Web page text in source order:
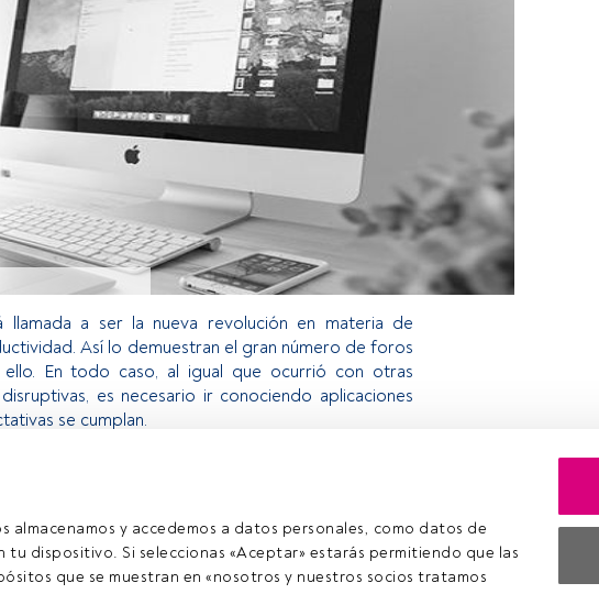
almacenamos y accedemos a datos personales, como datos de
dispositivo. Si seleccionas «Aceptar» estarás permitiendo que las
que se muestran en «nosotros y nuestros socios tratamos
llamada a ser la nueva revolución en materia de
Así lo demuestran el gran número de foros
En todo caso, al igual que ocurrió con otras
es necesario ir conociendo aplicaciones
se cumplan.
el botón Login. Si aún no tienes cuenta, te
de todo el universo que ofrece FundsPeople.
Accede a FundsPeople